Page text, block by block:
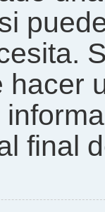
hacer
final